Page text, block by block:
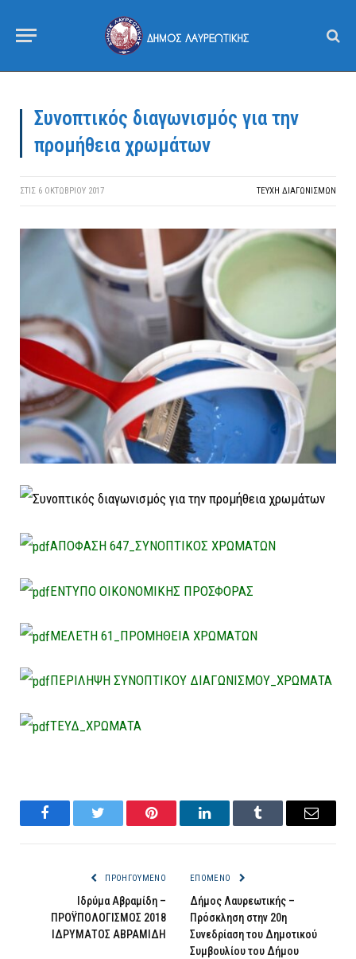
Συνοπτικός διαγωνισμός για την
προμήθεια χρωμάτων
ΣΤΙΣ 6 ΟΚΤΩΒΡΊΟΥ 2017 ΤΕΎΧΗ ΔΙΑΓΩΝΙΣΜΏΝ
ΑΠΟΦΑΣΗ 647_ΣΥΝΟΠΤΙΚΟΣ ΧΡΩΜΑΤΩΝ
ΕΝΤΥΠΟ ΟΙΚΟΝΟΜΙΚΗΣ ΠΡΟΣΦΟΡΑΣ
ΜΕΛΕΤΗ 61_ΠΡΟΜΗΘΕΙΑ ΧΡΩΜΑΤΩΝ
ΠΕΡΙΛΗΨΗ ΣΥΝΟΠΤΙΚΟΥ ΔΙΑΓΩΝΙΣΜΟΥ_ΧΡΩΜΑΤΑ
ΤΕΥΔ_ΧΡΩΜΑΤΑ
FacebookTwitter Pinterest LinkedInTumblr Email
ΠΡΟΗΓΟΎΜΕΝΟ
Ιδρύμα Αβραμίδη –
ΠΡΟΫΠΟΛΟΓΙΣΜΟΣ 2018
ΙΔΡΥΜΑΤΟΣ ΑΒΡΑΜΙΔΗ
ΕΠΌΜΕΝΟ
Δήμος Λαυρεωτικής –
Πρόσκληση στην 20η
Συνεδρίαση του Δημοτικού
Συμβουλίου του Δήμου